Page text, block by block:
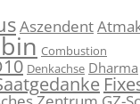
Aszendent
Combustion
Denkachse Dharma